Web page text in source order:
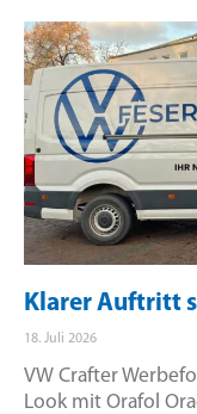
Klarer Auftritt
18. Juli 2026
VW Crafter
Look mit Orafol